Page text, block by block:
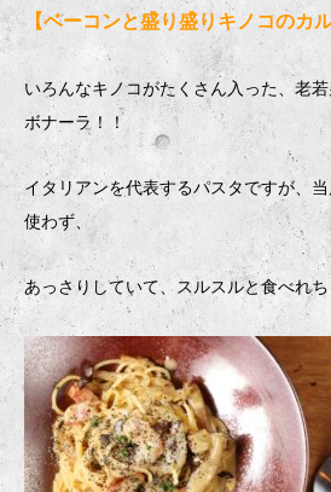
【ベーコンと盛り盛りキノコのカ
いろんなキノコがたくさん入った、老
ボナーラ！！
イタリアンを代表するパスタですが、
使わず、
あっさりしていて、スルスルと食べれ